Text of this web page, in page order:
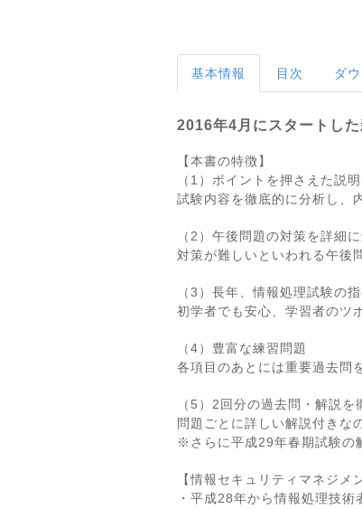
基本情報 目次 ダ
2016年4月にスタートし
【本書の特徴】
（1）ポイントを押さえた説
試験内容を徹底的に分析し、
（2）午後問題の対策を詳細に
対策が難しいといわれる午後
（3）長年、情報処理試験の
初学者でも安心、学習者のツ
（4）豊富な練習問題
各項目のあとには重要過去問
（5）2回分の過去問・解説を
問題ごとに詳しい解説付きな
※さらに平成29年春期試験の
【情報セキュリティマネジメ
・平成28年から情報処理技